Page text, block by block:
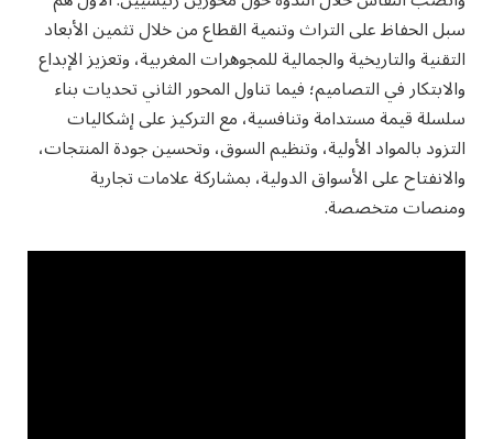
سبل الحفاظ على التراث وتنمية القطاع من خلال تثمين الأبعاد
التقنية والتاريخية والجمالية للمجوهرات المغربية، وتعزيز الإبداع
والابتكار في التصاميم؛ فيما تناول المحور الثاني تحديات بناء
سلسلة قيمة مستدامة وتنافسية، مع التركيز على إشكاليات
التزود بالمواد الأولية، وتنظيم السوق، وتحسين جودة المنتجات،
والانفتاح على الأسواق الدولية، بمشاركة علامات تجارية
ومنصات متخصصة.